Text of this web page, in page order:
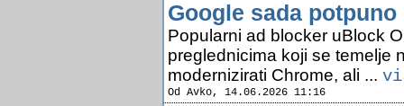
Google sada
Popularni ad blocker uBlock
preglednicima koji se temelje
modernizirati Chrome, ali ...
Od Avko, 14.06.2026 11:16